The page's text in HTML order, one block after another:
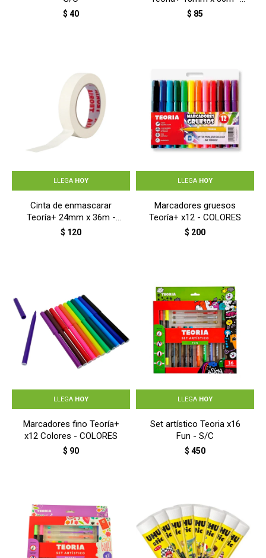
$ 40
BLANCO
$ 85
LLEGA HOY
Cinta de enmascarar
Teoría+ 24mm x 36m -
BLANCO
$ 120
LLEGA HOY
Marcadores gruesos
Teoría+ x12 - COLORES
$ 200
LLEGA HOY
Marcadores fino Teoría+
x12 Colores - COLORES
$ 90
LLEGA HOY
Set artístico Teoria x16
Fun - S/C
$ 450